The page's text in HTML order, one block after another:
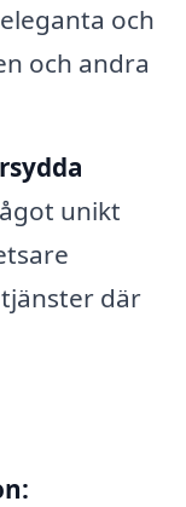
och
och andra
unikt
där